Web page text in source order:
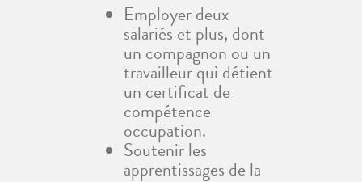
Employer deux
salariés et plus, dont
un compagnon ou un
travailleur qui détient
un certificat de
compétence
occupation.
Soutenir les
apprentissages de la